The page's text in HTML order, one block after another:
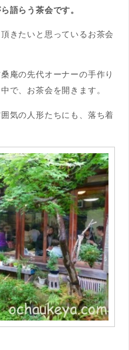
語らう茶会です。
きたいと思っているお茶会
庵の先代オーナーの手作り
で、お茶会を開きます。
気の人形たちにも、落ち着